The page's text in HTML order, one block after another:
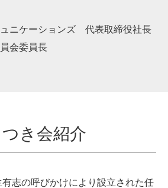
ニケーションズ 代表取締役社長
会委員長
き会紹介
志の呼びかけにより設立された任